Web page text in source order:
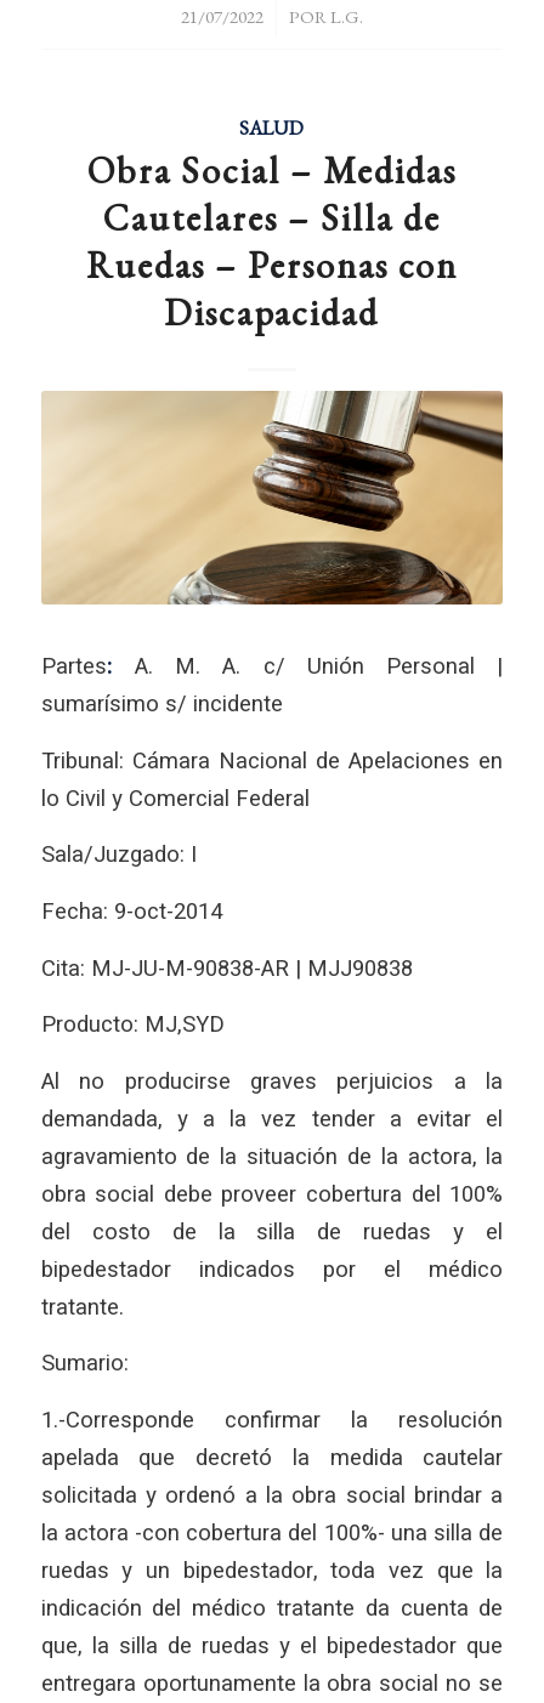
21/07/2022
/ POR L.G.
SALUD
Obra Social – Medidas
Cautelares – Silla de
Ruedas – Personas con
Discapacidad
Partes: A. M. A. c/ Unión Personal |
sumarísimo s/ incidente
Tribunal: Cámara Nacional de Apelaciones en
lo Civil y Comercial Federal
Sala/Juzgado: I
Fecha: 9-oct-2014
Cita: MJ-JU-M-90838-AR | MJJ90838
Producto: MJ,SYD
Al no producirse graves perjuicios a la
demandada, y a la vez tender a evitar el
agravamiento de la situación de la actora, la
obra social debe proveer cobertura del 100%
del costo de la silla de ruedas y el
bipedestador indicados por el médico
tratante.
Sumario:
1.-Corresponde confirmar la resolución
apelada que decretó la medida cautelar
solicitada y ordenó a la obra social brindar a
la actora -con cobertura del 100%- una silla de
ruedas y un bipedestador, toda vez que la
indicación del médico tratante da cuenta de
que, la silla de ruedas y el bipedestador que
entregara oportunamente la obra social no se